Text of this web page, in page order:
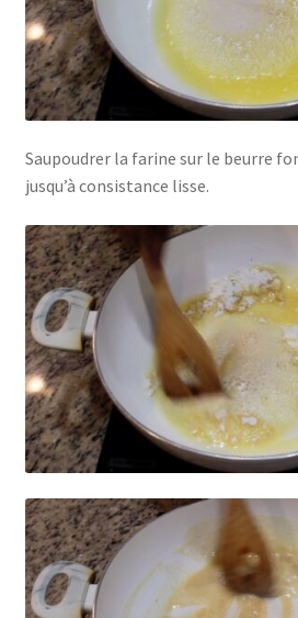
Saupoudrer la farine sur le beurre
jusqu’à consistance lisse.